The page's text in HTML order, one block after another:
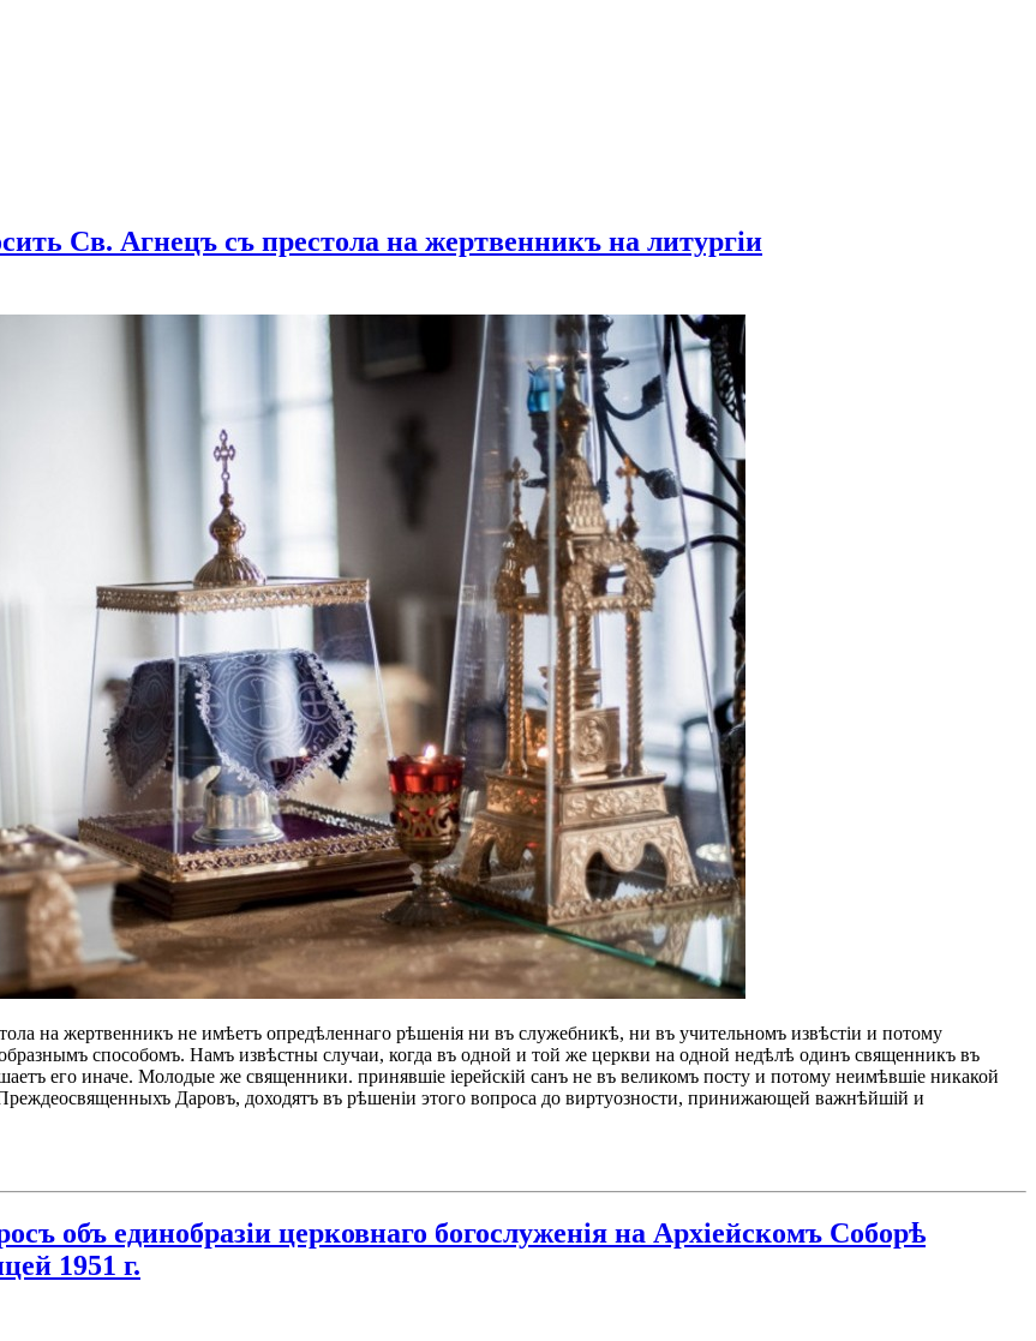
Св. Агнецъ съ престола на жертвенникъ на литургіи
на жертвенникъ не имѣетъ опредѣленнаго рѣшенія ни въ служебникѣ, ни въ учительномъ извѣстіи и потому
способомъ. Намъ извѣстны случаи, когда въ одной и той же церкви на одной недѣлѣ одинъ священникъ въ
его иначе. Молодые же священники. принявшіе іерейскій санъ не въ великомъ посту и потому неимѣвшіе никакой
Даровъ, доходятъ въ рѣшеніи этого вопроса до виртуозности, принижающей важнѣйшій и
объ единобразiи церковнаго богослуженiя на Архiейскомъ Соборѣ
1951 г.